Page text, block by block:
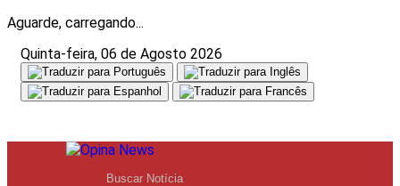
Aguarde, carregando...
Quinta-feira, 06 de Agosto 2026